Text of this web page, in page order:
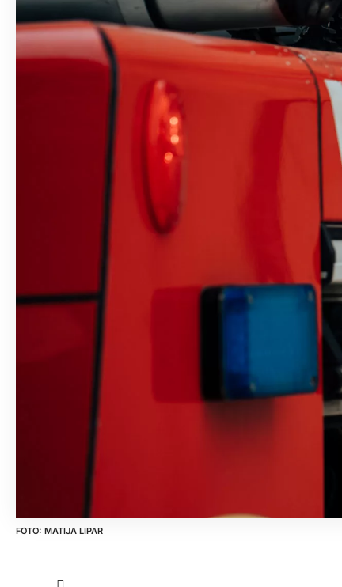
MATIJA LIPAR